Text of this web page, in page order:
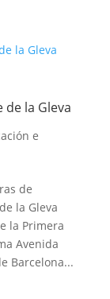
la Gleva
e
de
la Gleva
la Primera
Avenida
Barcelona...